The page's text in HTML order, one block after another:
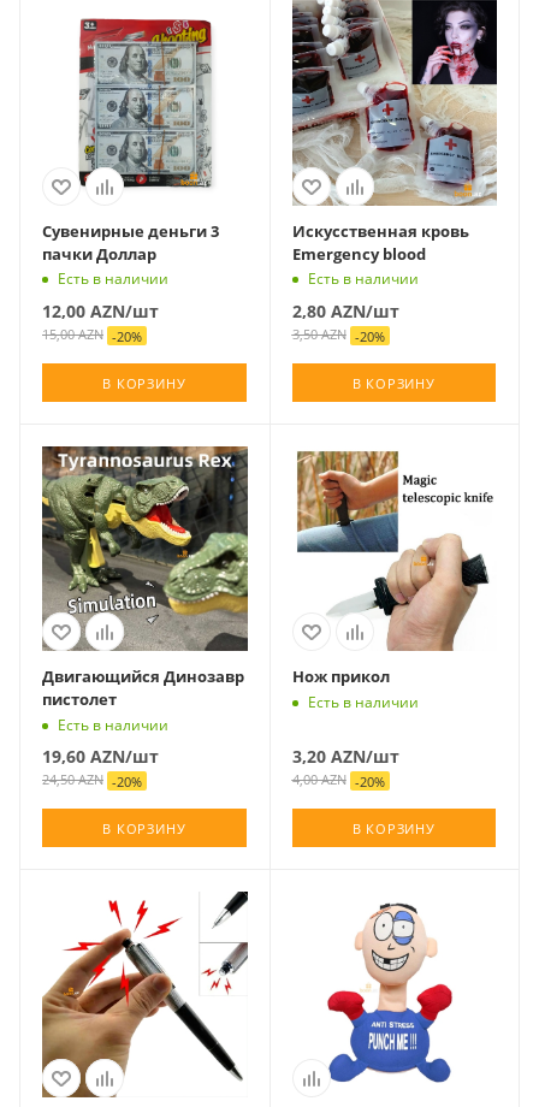
Сувенирные деньги 3
пачки Доллар
Есть в наличии
12,00 AZN/шт
15,00AZN -20%
В КОРЗИНУ
Искусственная кровь
Emergency blood
Есть в наличии
2,80AZN/шт
3,50AZN -20%
В КОРЗИНУ
Двигающийся Динозавр
пистолет
Есть в наличии
19,60 AZN/шт
24,50AZN -20%
В КОРЗИНУ
Нож прикол
Есть в наличии
3,20AZN/шт
4,00AZN -20%
В КОРЗИНУ